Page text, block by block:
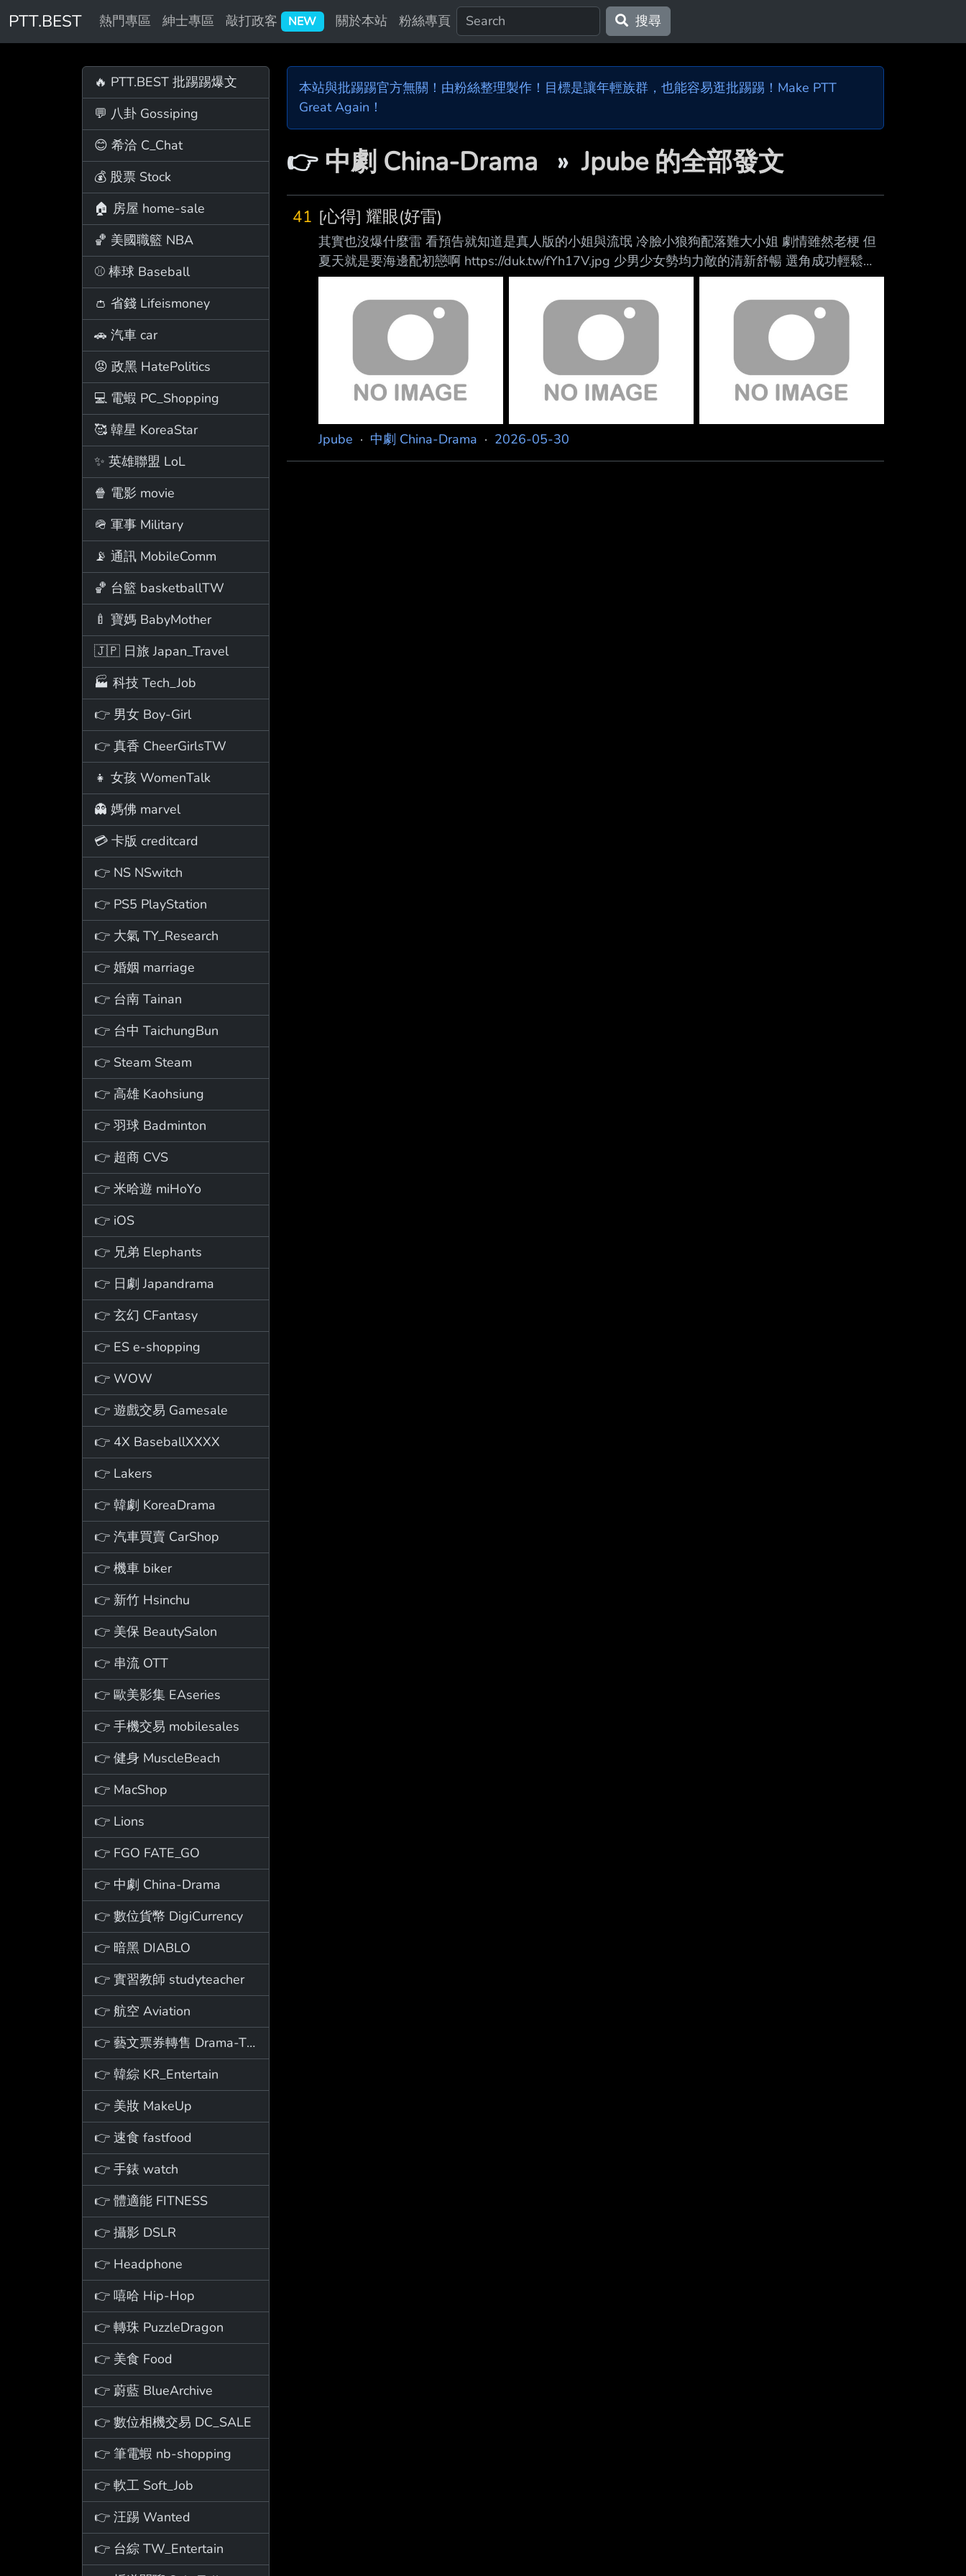
PTT.BEST 熱門專區 紳士專區 敲打政客 NEW 關於本站 粉絲專頁 搜尋
🔥 PTT.BEST 批踢踢爆文
💬 八卦 Gossiping
😊 希洽 C_Chat
💰 股票 Stock
🏠 房屋 home-sale
🏀 美國職籃 NBA
⚾ 棒球 Baseball
👛 省錢 Lifeismoney
🚗 汽車 car
😡 政黑 HatePolitics
💻 電蝦 PC_Shopping
🥰 韓星 KoreaStar
✨ 英雄聯盟 LoL
🍿 電影 movie
🪖 軍事 Military
📡 通訊 MobileComm
🏀 台籃 basketballTW
🍼 寶媽 BabyMother
🇯🇵 日旅 Japan_Travel
🏭 科技 Tech_Job
👉 男女 Boy-Girl
👉 真香 CheerGirlsTW
👧 女孩 WomenTalk
👻 媽佛 marvel
💳 卡版 creditcard
👉 NS NSwitch
👉 PS5 PlayStation
👉 大氣 TY_Research
👉 婚姻 marriage
👉 台南 Tainan
👉 台中 TaichungBun
👉 Steam Steam
👉 高雄 Kaohsiung
👉 羽球 Badminton
👉 超商 CVS
👉 米哈遊 miHoYo
👉 iOS
👉 兄弟 Elephants
👉 日劇 Japandrama
👉 玄幻 CFantasy
👉 ES e-shopping
👉 WOW
👉 遊戲交易 Gamesale
👉 4X BaseballXXXX
👉 Lakers
👉 韓劇 KoreaDrama
👉 汽車買賣 CarShop
👉 機車 biker
👉 新竹 Hsinchu
👉 美保 BeautySalon
👉 串流 OTT
👉 歐美影集 EAseries
👉 手機交易 mobilesales
👉 健身 MuscleBeach
👉 MacShop
👉 Lions
👉 FGO FATE_GO
👉 中劇 China-Drama
👉 數位貨幣 DigiCurrency
👉 暗黑 DIABLO
👉 實習教師 studyteacher
👉 航空 Aviation
👉 藝文票券轉售 Drama-Ticket
👉 韓綜 KR_Entertain
👉 美妝 MakeUp
👉 速食 fastfood
👉 手錶 watch
👉 體適能 FITNESS
👉 攝影 DSLR
👉 Headphone
👉 嘻哈 Hip-Hop
👉 轉珠 PuzzleDragon
👉 美食 Food
👉 蔚藍 BlueArchive
👉 數位相機交易 DC_SALE
👉 筆電蝦 nb-shopping
👉 軟工 Soft_Job
👉 汪踢 Wanted
👉 台綜 TW_Entertain
本站與批踢踢官方無關！由粉絲整理製作！目標是讓年輕族群，也能容易逛批踢踢！Make PTT
Great Again！
👉 中劇 China-Drama »Jpube 的全部發文
41 [心得] 耀眼(好雷)
其實也沒爆什麼雷 看預告就知道是真人版的小姐與流氓 冷臉小狼狗配落難大小姐 劇情雖然老梗 但
夏天就是要海邊配初戀啊 https://duk.tw/fYh17V.jpg 少男少女勢均力敵的清新舒暢 選角成功輕鬆拿
下基本分 李昀銳意外的很適合金髮 https://duk.tw/81Ef9b.jpg 大金毛果然不論狗界還是人界都很可
靠 每件事都臭臉說:扎扎亭就這條件 但最後都會處理妥當 有一幕修冷氣的手臂上爆起的青筋很吸引
人 關曉彤修長筆直的雙腿也很養眼 劇中造型也有好好運用這一點 傲嬌的表情很可愛 https
Jpube · 中劇 China-Drama · 2026-05-30